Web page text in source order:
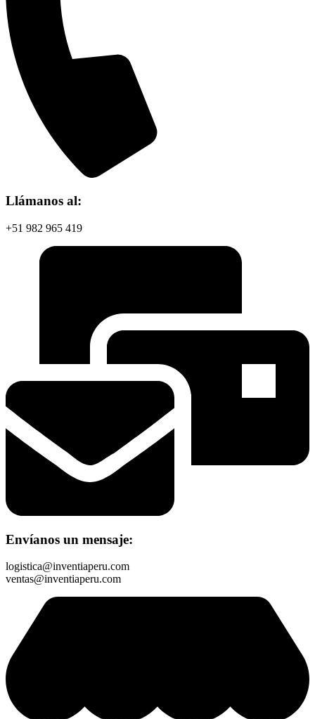
Llámanos al:
+51 982 965 419
Envíanos un mensaje:
logistica@inventiaperu.com
ventas@inventiaperu.com